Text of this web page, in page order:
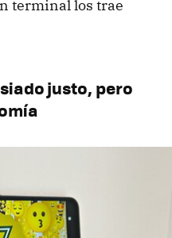
terminal los trae
justo, pero